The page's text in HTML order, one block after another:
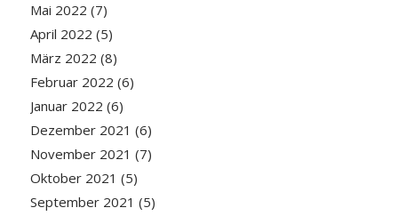
Mai 2022 (7)
April 2022 (5)
März 2022 (8)
Februar 2022 (6)
Januar 2022 (6)
Dezember 2021 (6)
November 2021 (7)
Oktober 2021 (5)
September 2021 (5)